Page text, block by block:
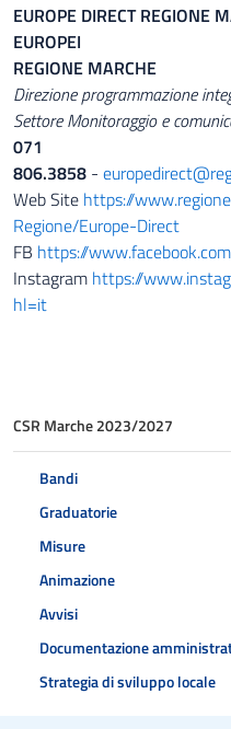
CSR Marche 2023/2027
Bandi
Graduatorie
Misure
Animazione
Avvisi
Documentazione
Strategia di sviluppo locale
EUROPE DIRECT REGIONE
EUROPEI
REGIONE MARCHE
Direzione programmazione
Settore Monitoraggio e
071
806.3858 -
Web Site https://
Regione/Europe-Direct
FB https://
Instagram https://
hl=it